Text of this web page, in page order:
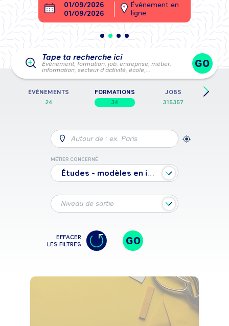
01/09/2026
01/09/2026
Événement en
ligne
Tape ta recherche ici
Événement, formation, job, entreprise, métier,
information, secteur d’activité, école,…
GO
ÉVÉNEMENTS
24
FORMATIONS
34
JOBS
315357
EFFACER
LES FILTRES
Autour de : ex. Paris
MÉTIER CONCERNÉ
Études - modèles en industrie des matériaux souples
Niveau de sortie
GO